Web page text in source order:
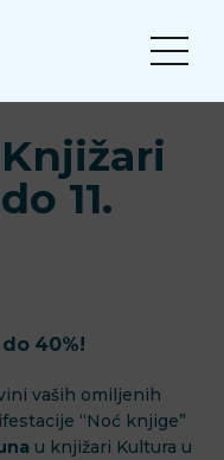
11.
40%!
vaših omiljenih
“Noć knjige”
u knjižari Kultura u